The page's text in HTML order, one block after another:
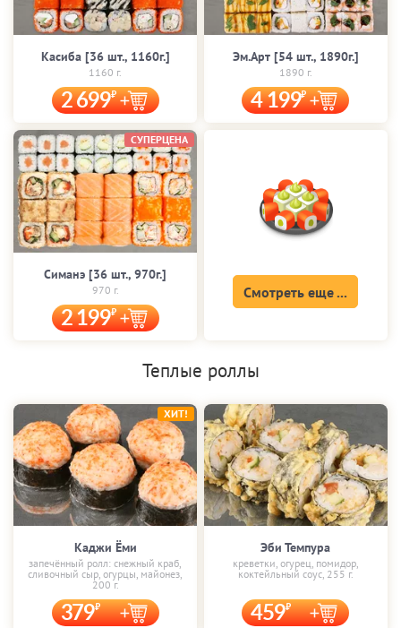
Касиба [36 шт., 1160г.]
1160 г.
2 699
Эм.Арт [54 шт., 1890г.]
1890 г.
4 199
Симанэ [36 шт., 970г.]
970 г.
2 199
СУПЕРЦЕНА
Смотреть еще ...
Теплые роллы
Каджи Ёми
запечённый ролл: снежный краб,
сливочный сыр, огурцы, майонез,
200 г.
379
ХИТ!
Эби Темпура
креветки, огурец, помидор,
коктейльный соус, 255 г.
459